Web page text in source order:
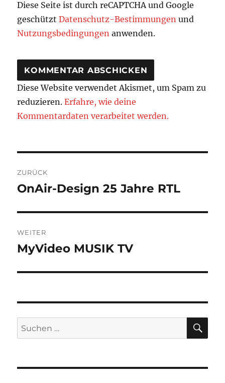
Diese Seite ist durch reCAPTCHA und Google
geschütztDatenschutz-Bestimmungen und
Nutzungsbedingungen anwenden.
Diese Website verwendet Akismet, um Spam zu
reduzieren.Erfahre, wie deine
Kommentardaten verarbeitet werden.
ZURÜCK
Vorheriger
OnAir-Design 25 Jahre RTL
WEITER
Nächster
MyVideo MUSIK TV
Suchen
nach: